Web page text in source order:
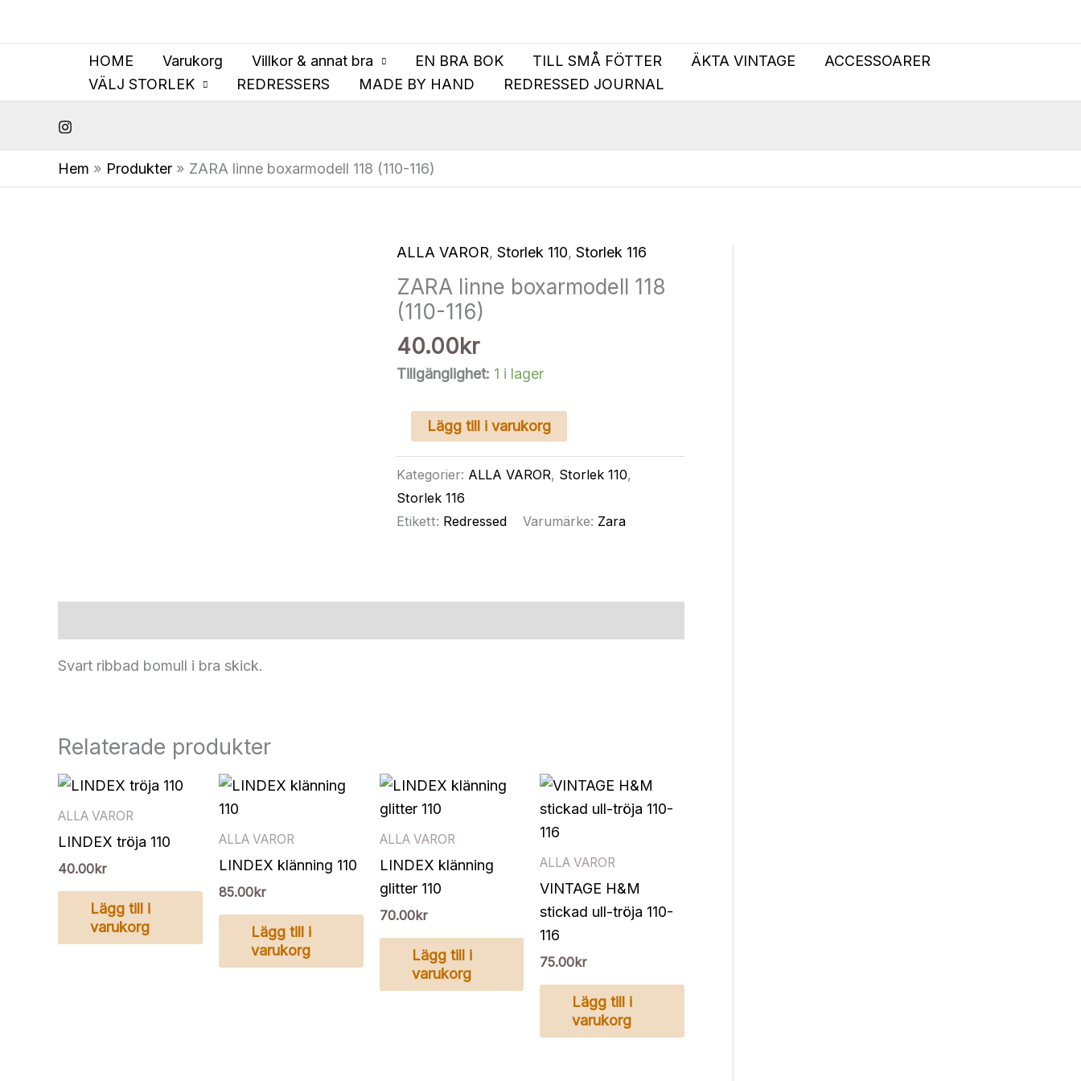
HOME Varukorg Villkor & annat bra EN BRA BOK TILL SMÅ FÖTTER ÄKTA VINTAGE
ACCESSOARER
VÄLJ STORLEK
REDRESSERS MADE BY HAND REDRESSED JOURNAL
Hem Produkter ZARA linne boxarmodell 118 (110-116)
ALLA VAROR, Storlek 110, Storlek 116
ZARA linne boxarmodell 118
(110-116)
40.00kr
Tillgänglighet: 1 i lager
ZARA
linne
boxarmodell
118
(110-
Lägg till i varukorg
Kategorier: ALLA VAROR, Storlek 110,
Storlek 116
Etikett: Redressed Varumärke: Zara
Svart ribbad bomull i bra skick.
Relaterade produkter
ALLA VAROR
LINDEX tröja 110
40.00kr
Lägg till i
varukorg
ALLA VAROR
LINDEX klänning 110
85.00kr
Lägg till i
varukorg
ALLA VAROR
LINDEX klänning
glitter 110
70.00kr
Lägg till i
varukorg
ALLA VAROR
VINTAGE H&M
stickad ull-tröja 110-
116
75.00kr
Lägg till i
varukorg
118
116)